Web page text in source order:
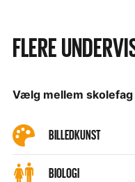
FLERE
Vælg mellem skolefag
BILLEDKUNST
BIOLOGI